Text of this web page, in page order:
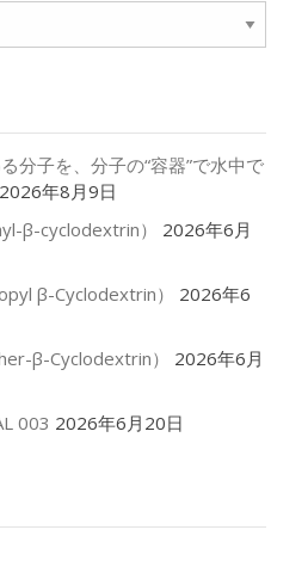
分子を、分子の“容器”で水中で
2026年8月9日
β-cyclodextrin）
2026年6月
β-Cyclodextrin）
2026年6
β-Cyclodextrin）
2026年6月
003 2026年6月20日